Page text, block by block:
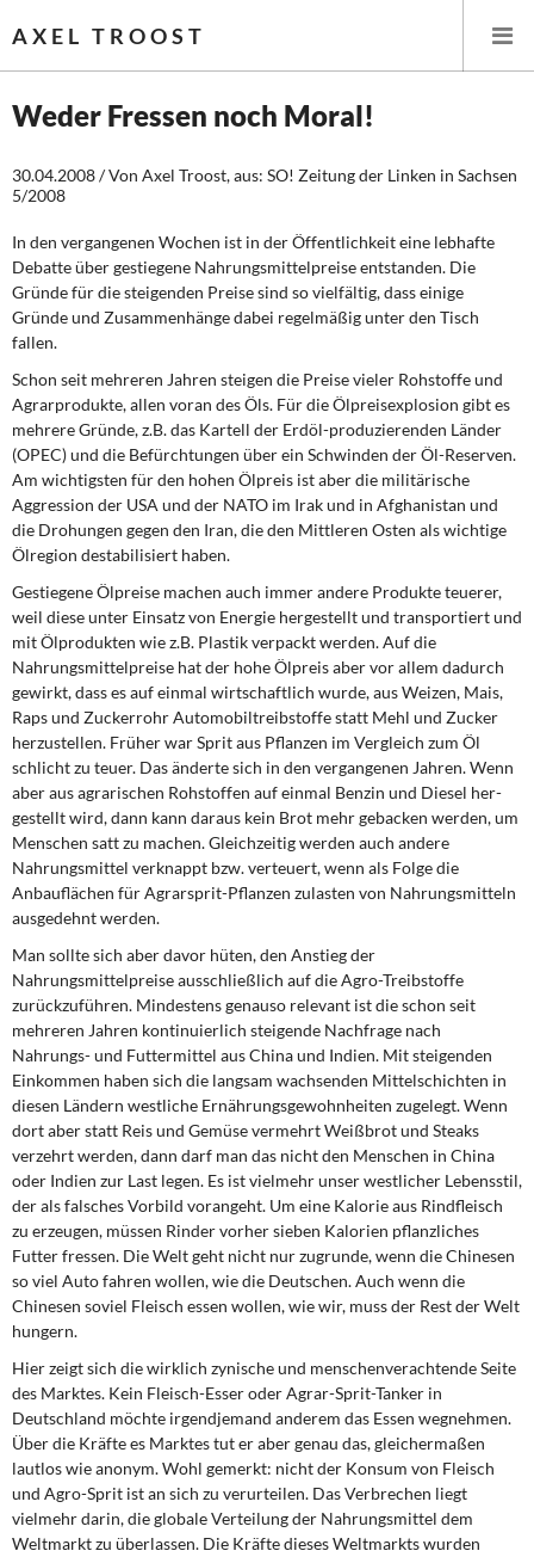
AXEL TROOST
Leitlinien linker Wirtschafts- und Finanzpolitik
Wirtschaftspolitik
Steuer- und Finanzpolitik
Öffentliche Infrastruktur und Daseinsvorsorge
Eurokrise und Griechenland
DIE LINKE
Weitere Themen
Memo-Gruppe
Institut Solidarische Moderne
Rosa-Luxemburg-Stiftung
Über mich
Kontakt
Weder Fressen noch Moral!
30.04.2008 / Von Axel Troost, aus: SO! Zeitung der Linken in Sachsen
5/2008
In den vergangenen Wochen ist in der Öffentlichkeit eine lebhafte
Debatte über gestie­gene Nahrungsmittelpreise entstanden. Die
Gründe für die steigenden Preise sind so vielfältig, dass einige
Gründe und Zusammenhänge dabei regelmäßig unter den Tisch
fallen.
Schon seit mehreren Jahren steigen die Preise vieler Rohstoffe und
Agrarprodukte, allen voran des Öls. Für die Ölpreisexplosion gibt es
mehrere Gründe, z.B. das Kartell der Erdöl-produzierenden Länder
(OPEC) und die Befürchtungen über ein Schwinden der Öl-Reserven.
Am wichtigsten für den hohen Ölpreis ist aber die militärische
Aggres­sion der USA und der NATO im Irak und in Afghanistan und
die Drohungen gegen den Iran, die den Mittleren Osten als wichtige
Ölregion destabilisiert haben.
Gestiegene Ölpreise machen auch immer andere Produkte teuerer,
weil diese unter Einsatz von Energie hergestellt und transportiert und
mit Ölprodukten wie z.B. Plastik verpackt werden. Auf die
Nahrungsmittelpreise hat der hohe Ölpreis aber vor allem da­durch
gewirkt, dass es auf einmal wirtschaftlich wurde, aus Weizen, Mais,
Raps und Zuckerrohr Automobiltreibstoffe statt Mehl und Zucker
herzustellen. Früher war Sprit aus Pflanzen im Vergleich zum Öl
schlicht zu teuer. Das änderte sich in den vergange­nen Jahren. Wenn
aber aus agrarischen Rohstoffen auf einmal Benzin und Diesel her­
gestellt wird, dann kann daraus kein Brot mehr gebacken werden, um
Menschen satt zu machen. Gleichzeitig werden auch andere
Nahrungsmittel verknappt bzw. verteuert, wenn als Folge die
Anbauflächen für Agrarsprit-Pflanzen zulasten von Nahrungsmitteln
ausgedehnt werden.
Man sollte sich aber davor hüten, den Anstieg der
Nahrungsmittelpreise ausschließlich auf die Agro-Treibstoffe
zurückzuführen. Mindestens genauso relevant ist die schon seit
mehreren Jahren kontinuierlich steigende Nachfrage nach
Nahrungs- und Futtermittel aus China und Indien. Mit steigenden
Einkommen haben sich die langsam wachsenden Mittelschichten in
diesen Ländern westliche Ernährungsgewohnheiten zugelegt. Wenn
dort aber statt Reis und Gemüse vermehrt Weißbrot und Steaks
verzehrt werden, dann darf man das nicht den Menschen in China
oder Indien zur Last legen. Es ist vielmehr unser westlicher Lebensstil,
der als falsches Vorbild vorangeht. Um eine Kalorie aus Rindfleisch
zu erzeugen, müssen Rinder vorher sieben Kalorien pflanzliches
Futter fressen. Die Welt geht nicht nur zugrunde, wenn die Chinesen
so viel Auto fahren wol­len, wie die Deutschen. Auch wenn die
Chinesen soviel Fleisch essen wollen, wie wir, muss der Rest der Welt
hungern.
Hier zeigt sich die wirklich zynische und menschenverachtende Seite
des Marktes. Kein Fleisch-Esser oder Agrar-Sprit-Tanker in
Deutschland möchte irgendjemand anderem das Essen wegnehmen.
Über die Kräfte es Marktes tut er aber genau das, gleicher­maßen
lautlos wie anonym. Wohl gemerkt: nicht der Konsum von Fleisch
und Agro-Sprit ist an sich zu verurteilen. Das Verbrechen liegt
vielmehr darin, die globale Vertei­lung der Nahrungsmittel dem
Weltmarkt zu überlassen. Die Kräfte dieses Weltmarkts wurden